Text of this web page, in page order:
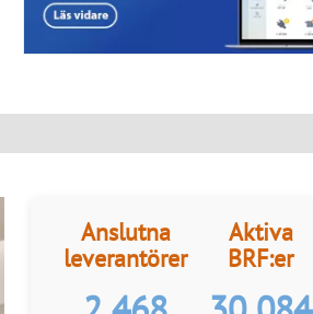
Anslutna
leverantörer
Aktiva
BRF:er